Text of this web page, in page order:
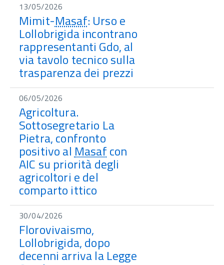
13/05/2026
Mimit-Masaf: Urso e
Lollobrigida incontrano
rappresentanti Gdo, al
via tavolo tecnico sulla
trasparenza dei prezzi
06/05/2026
Agricoltura.
Sottosegretario La
Pietra, confronto
positivo al Masafcon
AIC su priorità degli
agricoltori e del
comparto ittico
30/04/2026
Florovivaismo,
Lollobrigida, dopo
decenni arriva la Legge